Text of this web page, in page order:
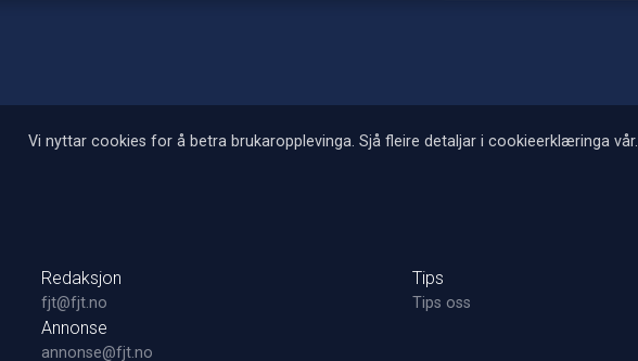
Vi nyttar cookies for å betra brukaropplevinga. Sjå fleire detaljar i cookieerklæringa vår.
Redaksjon
fjt@fjt.no
Annonse
annonse@fjt.no
Tips
Tips oss